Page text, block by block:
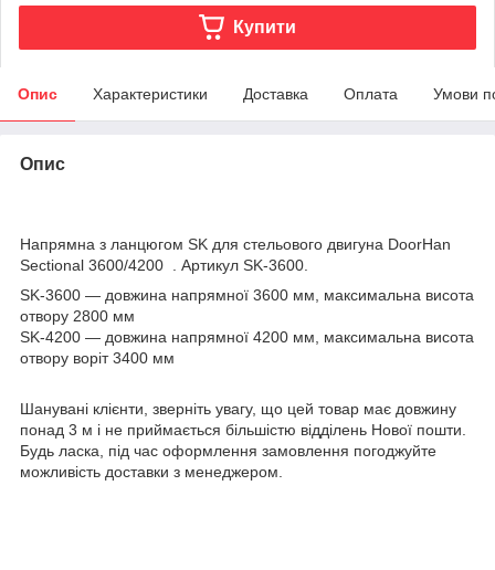
Купити
Опис Характеристики Доставка Оплата Умови
Опис
Напрямна з ланцюгом SK для стельового двигуна DoorHan
Sectional 3600/4200 . Артикул SK-3600.
SK-3600 — довжина напрямної 3600 мм, максимальна висота
отвору 2800 мм
SK-4200 — довжина напрямної 4200 мм, максимальна висота
отвору воріт 3400 мм
Шанувані клієнти, зверніть увагу, що цей товар має довжину
понад 3 м і не приймається більшістю відділень Нової пошти.
Будь ласка, під час оформлення замовлення погоджуйте
можливість доставки з менеджером.